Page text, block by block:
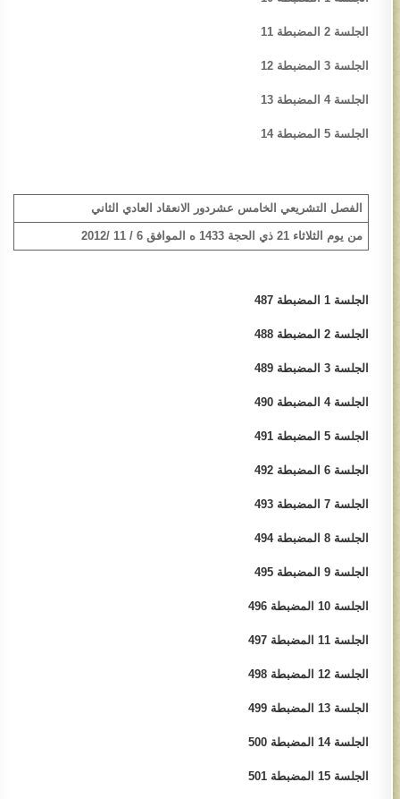
الجلسة 2 المضبطة 11
الجلسة 3 المضبطة 12
الجلسة 4 المضبطة 13
الجلسة 5 المضبطة 14
الفصل التشريعي الخامس عشردور الانعقاد العادي الثاني
من يوم الثلاثاء 21 ذي الحجة 1433 ه الموافق 6 / 11 /2012
الجلسة 1 المضبطة 487​
الجلسة 2 ​المضبطة​ 488
الجلسة 3 المضبطة​​ 489​​
الجلسة 4 المضبطة 490​
الجلسة 5 المضبطة 491​
الجلسة 6 المضبطة​ 492​
الجلسة 7​ المضبطة 493​
الجلسة 8 المضبطة 494​
الجلسة 9 المضبطة​ 495​
الجلسة 10​ المضبطة​​ 496​
الجلسة 11 المضبطة 497​
الجلسة 12 ​المضبطة 498​
الجلسة 13 المضبطة 499​
الجلسة 14 المضبطة​ 500
الجلسة 15 المضبطة​ 501